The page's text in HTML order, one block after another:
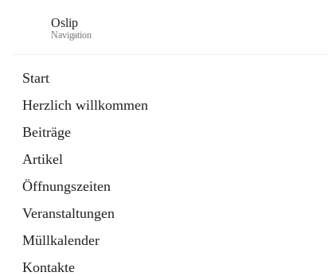
Oslip
Navigation
Start
Herzlich willkommen
Beiträge
Artikel
Öffnungszeiten
Veranstaltungen
Müllkalender
Kontakte